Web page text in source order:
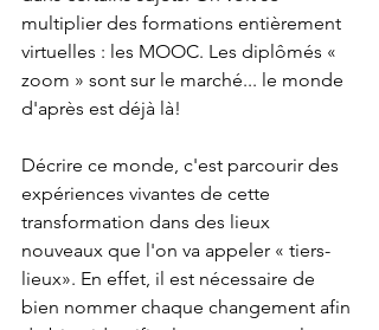
multiplier des formations entièrement
virtuelles : les MOOC. Les diplômés «
zoom » sont sur le marché... le monde
d'après est déjà là!
Décrire ce monde, c'est parcourir des
expériences vivantes de cette
transformation dans des lieux
nouveaux que l'on va appeler « tiers-
lieux». En effet, il est nécessaire de
bien nommer chaque changement afin